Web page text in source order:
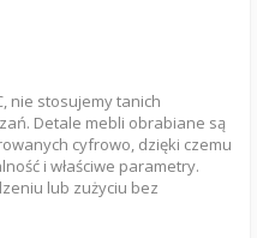
nie stosujemy tanich
Detale mebli obrabiane są
cyfrowo, dzięki czemu
i właściwe parametry.
lub zużyciu bez